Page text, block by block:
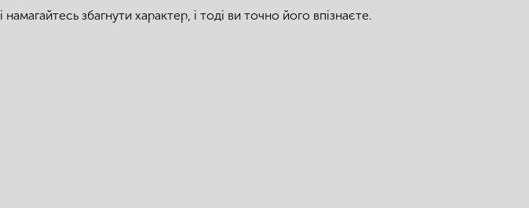
збагнути характер, і тоді ви точно його впізнаєте.